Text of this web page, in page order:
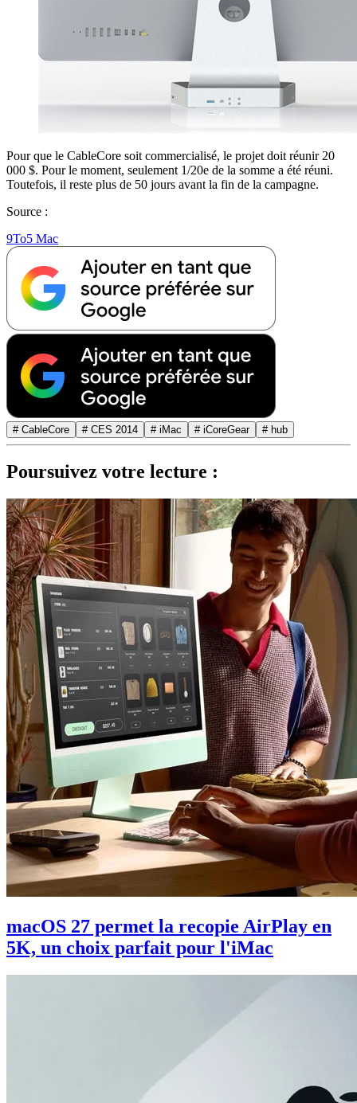
Pour que le CableCore soit commercialisé, le projet doit réunir 20
000 $. Pour le moment, seulement 1/20e de la somme a été réuni.
Toutefois, il reste plus de 50 jours avant la fin de la campagne.
Source :
9To5 Mac
# CableCore # CES 2014 # iMac # iCoreGear # hub
Poursuivez votre lecture :
macOS 27 permet la recopie AirPlay en
5K, un choix parfait pour l'iMac